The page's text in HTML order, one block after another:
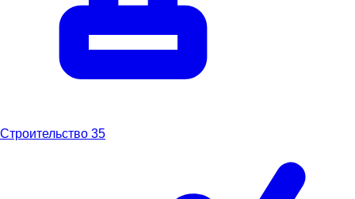
Строительство 35